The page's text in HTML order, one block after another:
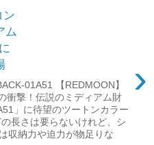
ン
ム
›
01A51 【REDMOON】
衝撃！伝説のミディアム財
」に待望のツートンカラー
長さは要らないけれど、シ
収納力や迫力が物足りな